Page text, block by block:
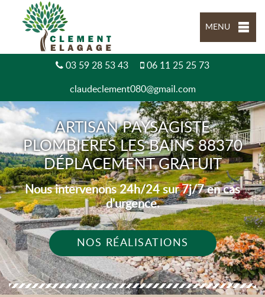
MENU
03 59 28 53 43 06 11 25 25 73
claudeclement080@gmail.com
ARTISAN PAYSAGISTE
PLOMBIERES LES BAINS 88370
DÉPLACEMENT GRATUIT
Nous intervenons 24h/24 sur 7j/7 en cas
d'urgence.
NOS RÉALISATIONS